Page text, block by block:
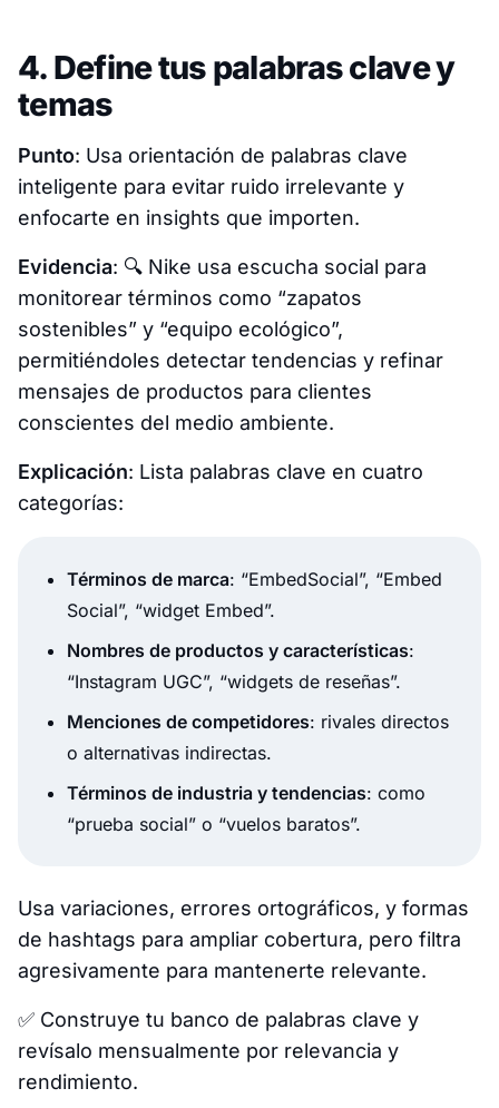
4. Define tus palabras clave y
temas
Punto: Usa orientación de palabras clave
inteligente para evitar ruido irrelevante y
enfocarte en insights que importen.
Evidencia: 🔍 Nike usa escucha social para
monitorear términos como “zapatos
sostenibles” y “equipo ecológico”,
permitiéndoles detectar tendencias y refinar
mensajes de productos para clientes
conscientes del medio ambiente.
Explicación: Lista palabras clave en cuatro
categorías:
Términos de marca: “EmbedSocial”, “Embed
Social”, “widget Embed”.
Nombres de productos y características:
“Instagram UGC”, “widgets de reseñas”.
Menciones de competidores: rivales directos
o alternativas indirectas.
Términos de industria y tendencias: como
“prueba social” o “vuelos baratos”.
Usa variaciones, errores ortográficos, y formas
de hashtags para ampliar cobertura, pero filtra
agresivamente para mantenerte relevante.
✅ Construye tu banco de palabras clave y
revísalo mensualmente por relevancia y
rendimiento.